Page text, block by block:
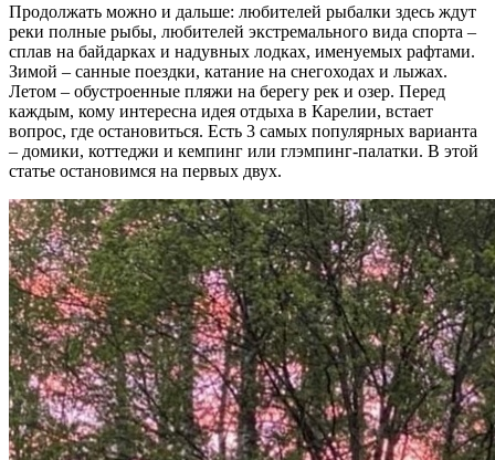
Продолжать можно и дальше: любителей рыбалки здесь ждут
реки полные рыбы, любителей экстремального вида спорта –
сплав на байдарках и надувных лодках, именуемых рафтами.
Зимой – санные поездки, катание на снегоходах и лыжах.
Летом – обустроенные пляжи на берегу рек и озер. Перед
каждым, кому интересна идея отдыха в Карелии, встает
вопрос, где остановиться. Есть 3 самых популярных варианта
– домики, коттеджи и кемпинг или глэмпинг-палатки. В этой
статье остановимся на первых двух.